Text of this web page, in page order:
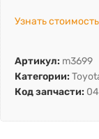
Узнать стоимость
Артикул: m3699
Категории:
Код запчасти: